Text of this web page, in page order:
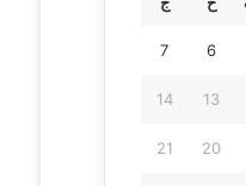
6
7
13
14
20
21